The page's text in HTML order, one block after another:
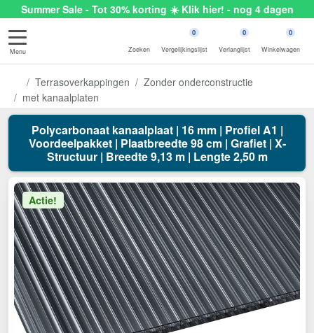
Summer Sale - Tot 30% korting ☀️ Klik hier! - nog 4 dagen
Menu Zoeken
0
Vergelijkingslijst
0
Verlanglijst
0
Winkelwagen
Terrasoverkappingen
Zonder onderconstructie
met kanaalplaten
Polycarbonaat kanaalplaat | 16 mm | Profiel A1 |
Voordeelpakket | Plaatbreedte 98 cm | Grafiet | X-
Structuur | Breedte 9,13 m | Lengte 2,50 m
Actie!